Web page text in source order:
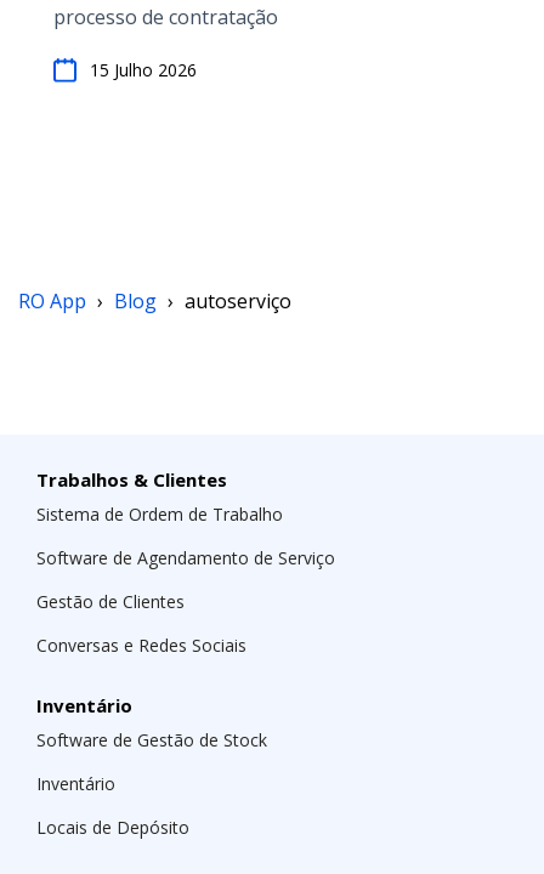
processo de contratação
15 Julho 2026
RO App › Blog › autoserviço
Trabalhos & Clientes
Sistema de Ordem de Trabalho
Software de Agendamento de Serviço
Gestão de Clientes
Conversas e Redes Sociais
Inventário
Software de Gestão de Stock
Inventário
Locais de Depósito